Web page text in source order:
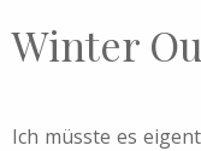
Winter
Ich müsste es